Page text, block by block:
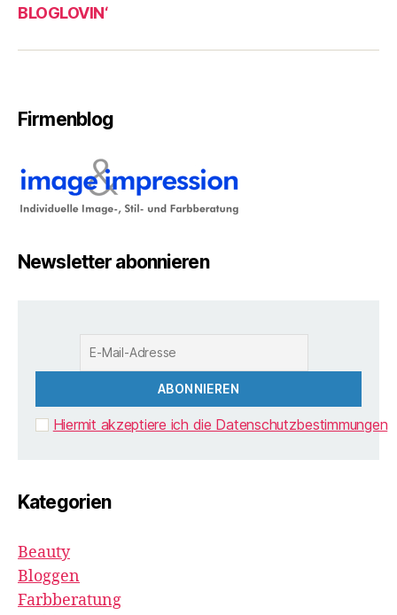
BLOGLOVIN‘
Firmenblog
Newsletter abonnieren
Hiermit akzeptiere ich die Datenschutzbestimmungen
Kategorien
Beauty
Bloggen
Farbberatung